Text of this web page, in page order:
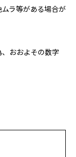
ラ等がある場合が
おおよその数字